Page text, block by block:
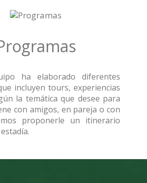
ha elaborado diferentes
incluyen tours, experiencias
la temática que desee para
con amigos, en pareja o con
proponerle un itinerario